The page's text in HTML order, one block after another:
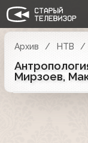
Архив НТВ
Мирзоев,